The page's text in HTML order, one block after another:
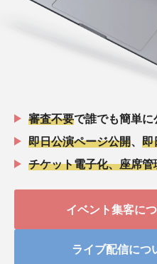
審査不要で誰でも簡単に
即日公演ページ公開
即
チケット電子化、座席
イベント集客に
ライブ配信につ